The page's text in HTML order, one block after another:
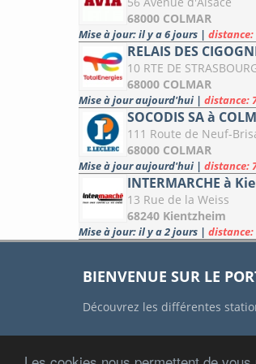
68000 COLMAR
Mise à jour: il y a 6 jours | distance:
RELAIS DES
10 RTE DE
68000 COLMAR
Mise à jour aujourd'hui | distance:
SOCODIS SA à
111 Route de Neuf-
68000 COLMAR
Mise à jour aujourd'hui | distance:
INTERMARCHE à
13 Rue de la Weiss
68240 Kientzheim
Mise à jour: il y a 2 jours | distance:
BIENVENUE SUR LE
Découvrez les différentes